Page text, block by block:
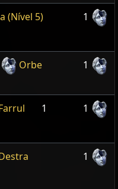
(Nível 5)
1
Orbe
1
1
1
1